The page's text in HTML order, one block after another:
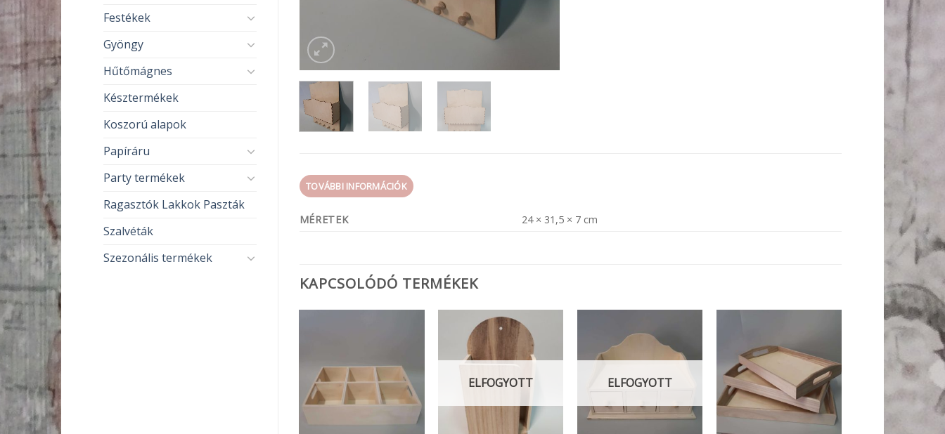
Festékek
Gyöngy
Hűtőmágnes
Késztermékek
Koszorú alapok
Papíráru
Party termékek
Ragasztók Lakkok Paszták
Szalvéták
Szezonális termékek
TOVÁBBI INFORMÁCIÓK
MÉRETEK 24 × 31,5 × 7 cm
KAPCSOLÓDÓ TERMÉKEK
ELFOGYOTT ELFOGYOTT